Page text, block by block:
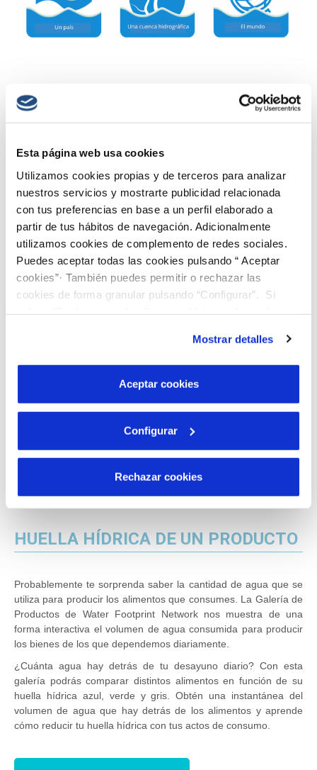
Esta página web usa cookies
Utilizamos cookies propias y de terceros para analizar
nuestros servicios y mostrarte publicidad relacionada
con tus preferencias en base a un perfil elaborado a
partir de tus hábitos de navegación. Adicionalmente
utilizamos cookies de complemento de redes sociales.
Puedes aceptar todas las cookies pulsando “ Aceptar
cookies”· También puedes permitir o rechazar las
cookies de forma granular pulsando “Configurar”. Si
son indispensables para que el sitio web funcione y que
por tanto no se pueden desactivar. Puedes consultar
más información en nuestraPolítica de Cookies
Mostrar detalles
Aceptar cookies
Configurar
Rechazar cookies
HUELLA HÍDRICA INDIVIDUAL
La huella hídrica individual representa el agua necesaria para
producir los bienes y servicios que consume una persona. La
calculadora de huella hídrica personal, desarrollada por los
investigadores del Instituto UNESCO-IHE, permite evaluar su
agua por unidad de producto consumido y su país de
residencia.
Calcula tu huella hídrica individual
HUELLA HÍDRICA DE UN PRODUCTO
Probablemente te sorprenda saber la cantidad de agua que se
utiliza para producir los alimentos que consumes. La Galería de
Productos de Water Footprint Network nos muestra de una
forma interactiva el volumen de agua consumida para producir
los bienes de los que dependemos diariamente.
¿Cuánta agua hay detrás de tu desayuno diario? Con esta
galería podrás comparar distintos alimentos en función de su
huella hídrica azul, verde y gris. Obtén una instantánea del
volumen de agua que hay detrás de los alimentos y aprende
cómo reducir tu huella hídrica con tus actos de consumo.